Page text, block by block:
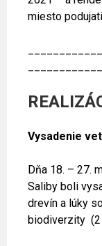
miesto
Vysadenie
Dňa 18. – 27.
Saliby boli
drevín a lúky
biodiverzity (2